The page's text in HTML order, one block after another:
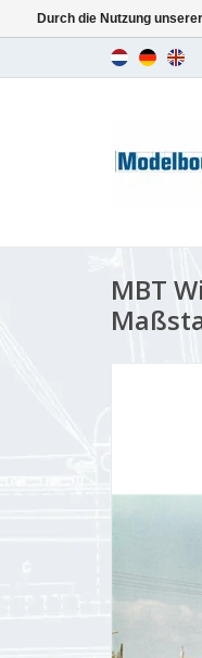
MBT
Durch die Nutzung